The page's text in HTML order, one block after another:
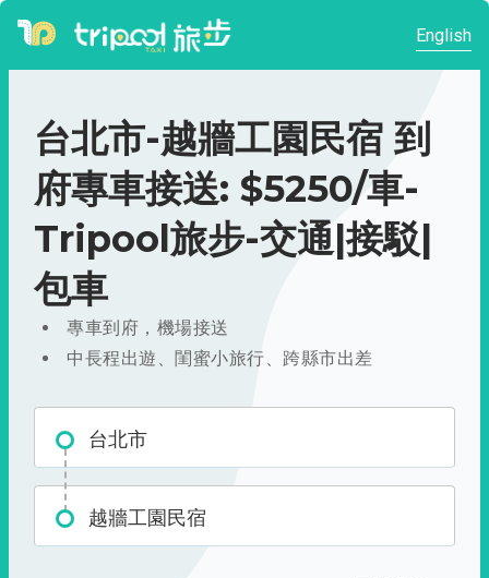
English
台北市-越牆工園民宿 到
府專車接送: $5250/車-
Tripool旅步-交通|接駁|
包車
專車到府，機場接送
中長程出遊、閨蜜小旅行、跨縣市出差
台北市
越牆工園民宿